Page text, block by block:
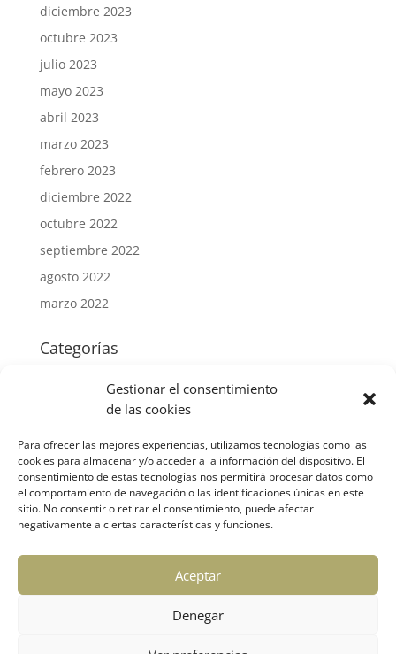
Gestionar el consentimiento
de las cookies
Para ofrecer las mejores experiencias, utilizamos tecnologías como las
cookies para almacenar y/o acceder a la información del dispositivo. El
consentimiento de estas tecnologías nos permitirá procesar datos como
el comportamiento de navegación o las identificaciones únicas en este
sitio. No consentir o retirar el consentimiento, puede afectar
negativamente a ciertas características y funciones.
Aceptar
Denegar
diciembre 2023
octubre 2023
julio 2023
mayo 2023
abril 2023
marzo 2023
febrero 2023
diciembre 2022
octubre 2022
septiembre 2022
agosto 2022
marzo 2022
Categorías
Contable
Subvenciones
Otros temas de interés
Meta